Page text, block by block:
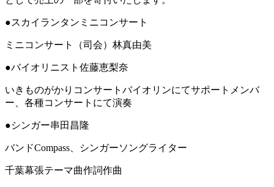
●スカイランタンミニコンサート
ミニコンサート（司会）林真由美
●バイオリニスト佐藤恵梨奈
いきものがかりコンサートバイオリンにてサポートメンバ
ー、各種コンサートにて演奏
●シンガー串田昌隆
バンドCompass、シンガーソングライター
千葉幕張テーマ曲作詞作曲